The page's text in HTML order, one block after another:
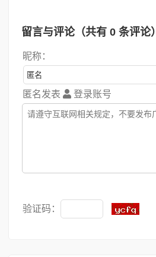
留言与评论（共有 0 条评论）
昵称：
匿名发表 登录账号
验证码：